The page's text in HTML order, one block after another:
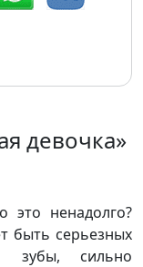
девочка»
это ненадолго?
быть серьезных
зубы, сильно